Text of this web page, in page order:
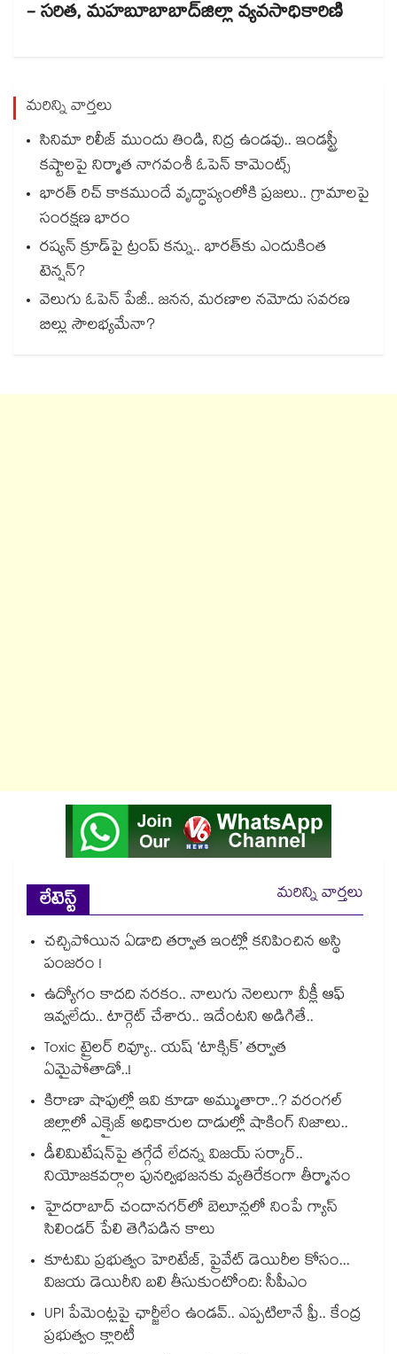
- సరిత, మహబూబాబాద్​జిల్లా వ్యవసాధికారిణి
మరిన్ని వార్తలు
సినిమా రిలీజ్ ముందు తిండి, నిద్ర ఉండవు.. ఇండస్ట్రీ
కష్టాలపై నిర్మాత నాగవంశీ ఓపెన్ కామెంట్స్
భారత్ రిచ్ కాకముందే వృద్ధాప్యంలోకి ప్రజలు.. గ్రామాలపై
సంరక్షణ భారం
రష్యన్ క్రూడ్‌పై ట్రంప్ కన్ను.. భారత్‌కు ఎందుకింత
టెన్షన్?
వెలుగు ఓపెన్ పేజీ.. జనన, మరణాల నమోదు సవరణ
బిల్లు సౌలభ్యమేనా?
లేటెస్ట్
మరిన్ని వార్తలు
చచ్చిపోయిన ఏడాది తర్వాత ఇంట్లో కనిపించిన అస్థి
పంజరం !
ఉద్యోగం కాదది నరకం.. నాలుగు నెలలుగా వీక్లీ ఆఫ్
ఇవ్వలేదు.. టార్గెట్ చేశారు.. ఇదేంటని అడిగితే..
Toxic ట్రైలర్ రివ్యూ.. యష్ ‘టాక్సిక్’ తర్వాత
ఏమైపోతాడో..!
కిరాణా షాపుల్లో ఇవి కూడా అమ్ముతారా..? వరంగల్
జిల్లాలో ఎక్సైజ్ అధికారుల దాడుల్లో షాకింగ్ నిజాలు..
డీలిమిటేషన్‎పై తగ్గేదే లేదన్న విజయ్ సర్కార్..
నియోజకవర్గాల పునర్విభజనకు వ్యతిరేకంగా తీర్మానం
హైదరాబాద్⁪ చందానగర్⁫లో బెలూన్లలో నింపే గ్యాస్
సిలిండర్ పేలి తెగిపడిన కాలు
కూటమి ప్రభుత్వం హెరిటేజ్, ప్రైవేట్ డెయిరీల కోసం...
విజయ డెయిరీని బలి తీసుకుంటోంది: సీపీఎం
UPI పేమెంట్లపై ఛార్జీలేం ఉండవ్.. ఎప్పటిలానే ఫ్రీ.. కేంద్ర
ప్రభుత్వం క్లారిటీ